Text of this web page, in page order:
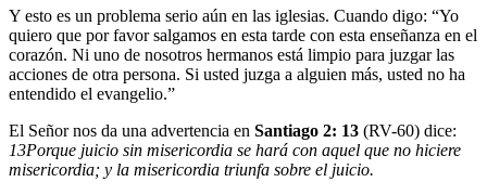
Y esto es un problema serio aún en las iglesias. Cuando digo: “Yo
quiero que por favor salgamos en esta tarde con esta enseñanza en el
corazón. Ni uno de nosotros hermanos está limpio para juzgar las
acciones de otra persona. Si usted juzga a alguien más, usted no ha
entendido el evangelio.”
El Señor nos da una advertencia en Santiago 2: 13 (RV-60) dice:
13Porque juicio sin misericordia se hará con aquel que no hiciere
misericordia; y la misericordia triunfa sobre el juicio.